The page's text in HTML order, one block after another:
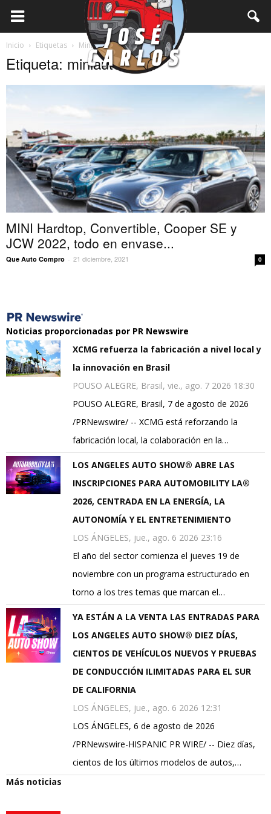
Inicio Etiquetas Miniauto
Etiqueta: miniauto
MINI Hardtop, Convertible, Cooper SE y
JCW 2022, todo en envase...
Que Auto Compro - 21 diciembre, 2021 0
Noticias proporcionadas por PR Newswire
XCMG refuerza la fabricación a nivel local y
la innovación en Brasil
POUSO ALEGRE, Brasil, vie., ago. 7 2026 18:30
POUSO ALEGRE, Brasil, 7 de agosto de 2026
/PRNewswire/ -- XCMG está reforzando la
fabricación local, la colaboración en la…
LOS ANGELES AUTO SHOW® ABRE LAS
INSCRIPCIONES PARA AUTOMOBILITY LA®
2026, CENTRADA EN LA ENERGÍA, LA
AUTONOMÍA Y EL ENTRETENIMIENTO
LOS ÁNGELES, jue., ago. 6 2026 23:16
El año del sector comienza el jueves 19 de
noviembre con un programa estructurado en
torno a los tres temas que marcan el…
YA ESTÁN A LA VENTA LAS ENTRADAS PARA
LOS ANGELES AUTO SHOW® DIEZ DÍAS,
CIENTOS DE VEHÍCULOS NUEVOS Y PRUEBAS
DE CONDUCCIÓN ILIMITADAS PARA EL SUR
DE CALIFORNIA
LOS ÁNGELES, jue., ago. 6 2026 12:31
LOS ÁNGELES, 6 de agosto de 2026
/PRNewswire-HISPANIC PR WIRE/ -- Diez días,
cientos de los últimos modelos de autos,…
Más noticias